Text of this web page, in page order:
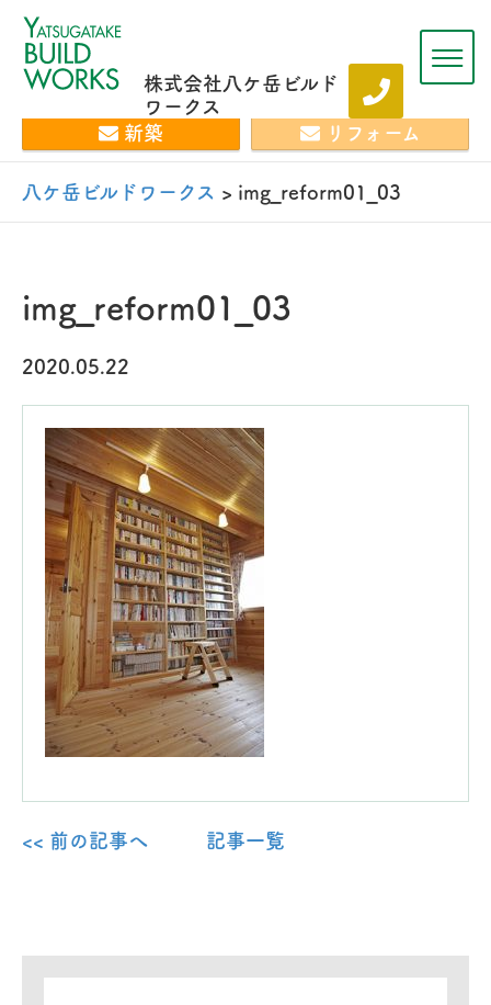
株式会社八ケ岳ビルド
ワークス
新築
リフォーム
八ケ岳ビルドワークス > img_reform01_03
img_reform01_03
2020.05.22
<< 前の記事へ 記事一覧